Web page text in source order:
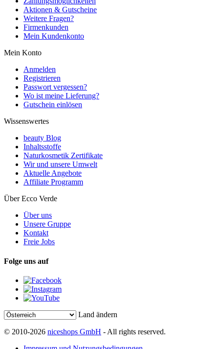
Aktionen & Gutscheine
Weitere Fragen?
Firmenkunden
Mein Kundenkonto
Mein Konto
Anmelden
Registrieren
Passwort vergessen?
Wo ist meine Lieferung?
Gutschein einlösen
Wissenswertes
beauty Blog
Inhaltsstoffe
Naturkosmetik Zertifikate
Wir und unsere Umwelt
Aktuelle Angebote
Affiliate Programm
Über Ecco Verde
Über uns
Unsere Gruppe
Kontakt
Freie Jobs
Folge uns auf
Land ändern
© 2010-2026 niceshops GmbH - All rights reserved.